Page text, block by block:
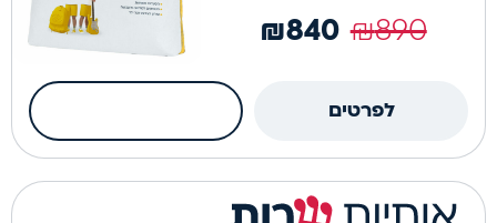
₪890
₪840
לפרטים
כמות
של
מילים
שרות